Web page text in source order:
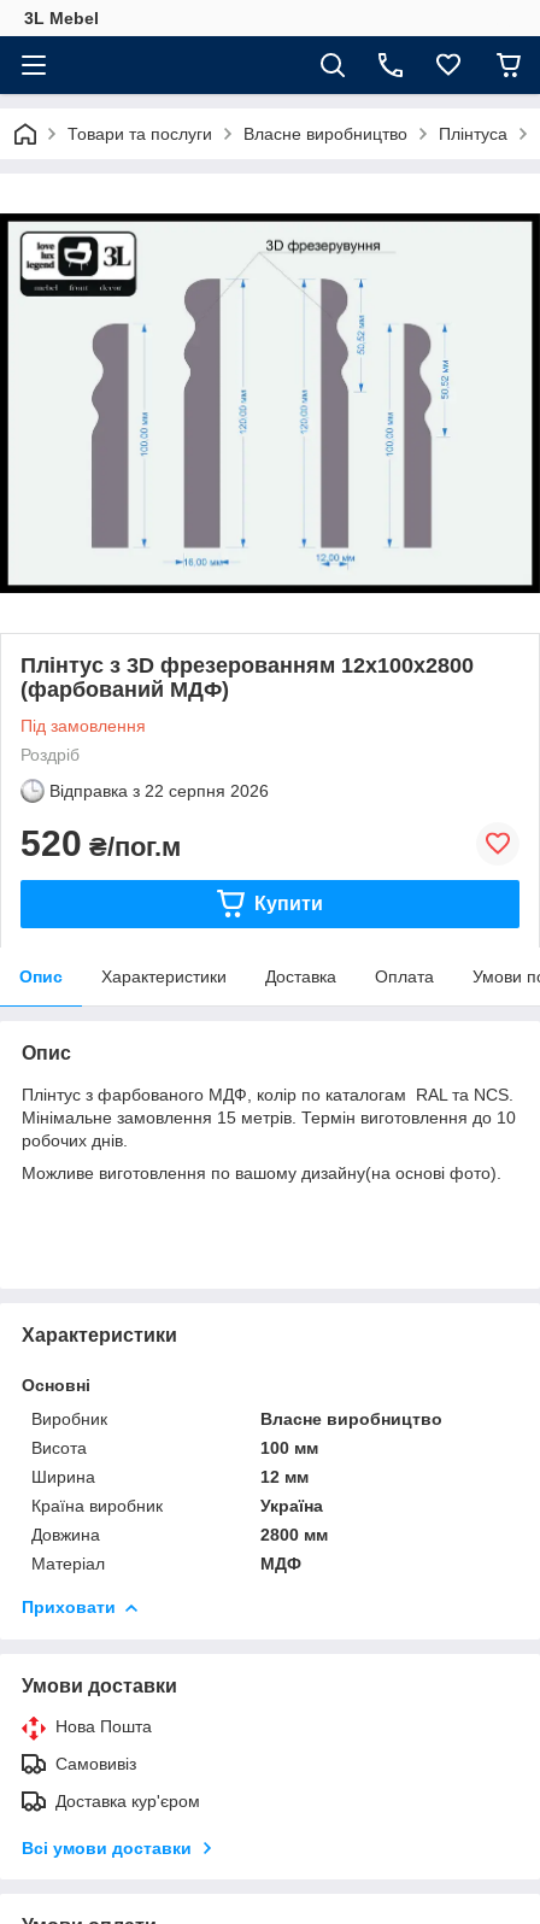
3L Mebel
Товари та послуги Власне виробництво Плінтуса
Плінтус з 3D фрезерованням 12х100х2800
(фарбований МДФ)
Під замовлення
Роздріб
Відправка з 22 серпня 2026
520 ₴/пог.м
Купити
Опис Характеристики Доставка Оплата Умови
Опис
Плінтус з фарбованого МДФ, колір по каталогам RAL та NCS.
Мінімальне замовлення 15 метрів. Термін виготовлення до 10
робочих днів.
Можливе виготовлення по вашому дизайну(на основі фото).
Характеристики
Основні
Виробник
Власне виробництво
Висота
100 мм
Ширина
12 мм
Країна виробник
Україна
Довжина
2800 мм
Матеріал
МДФ
Приховати
Умови доставки
Нова Пошта
Самовивіз
Доставка кур'єром
Всі умови доставки